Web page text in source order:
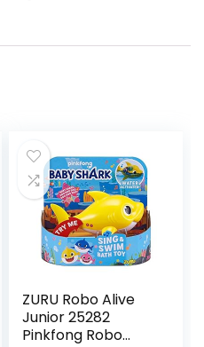
ZURU Robo Alive
Junior 25282
Pinkfong Robo